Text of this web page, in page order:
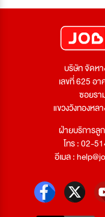
บริษัท จัดห
เลขที่ 625 อ
ซอยรา
แขวงวังทองหล
ฝ่ายบริการลู
โทร : 02-
อีเมล :